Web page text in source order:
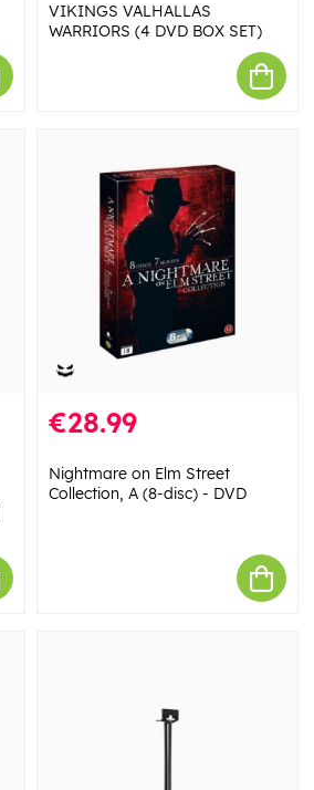
VIKINGS VALHALLAS
WARRIORS (4 DVD BOX SET)
€28.99
Nightmare on Elm Street
Collection, A (8-disc) - DVD